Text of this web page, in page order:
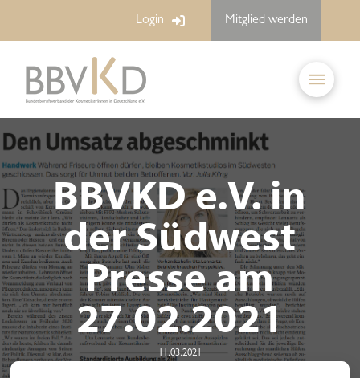
Login Mitglied werden
BBVKD e.V. in
der Südwest
Presse am
27.02.2021
11.03.2021